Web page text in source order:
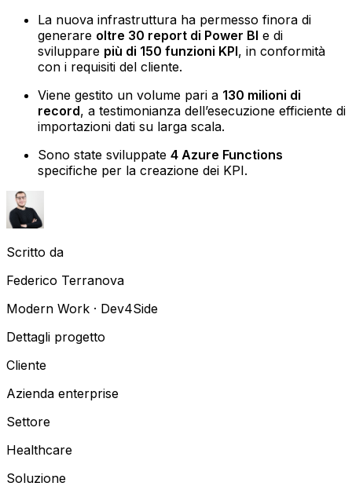
La nuova infrastruttura ha permesso finora di
generare oltre 30 report di Power BI e di
sviluppare più di 150 funzioni KPI, in conformità
con i requisiti del cliente.‍
Viene gestito un volume pari a 130 milioni di
record, a testimonianza dell’esecuzione efficiente di
importazioni dati su larga scala.‍
Sono state sviluppate 4 Azure Functions
specifiche per la creazione dei KPI.
Scritto da
Federico Terranova
Modern Work · Dev4Side
Dettagli progetto
Cliente
Azienda enterprise
Settore
Healthcare
Soluzione